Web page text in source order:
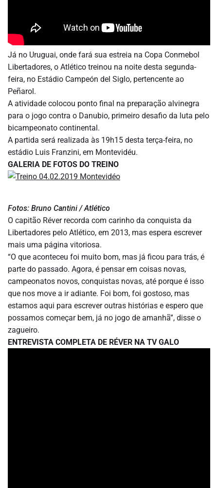
Já no Uruguai, onde fará sua estreia na Copa Conmebol
Libertadores, o Atlético treinou na noite desta segunda-
feira, no Estádio Campeón del Siglo, pertencente ao
Peñarol.
A atividade colocou ponto final na preparação alvinegra
para o jogo contra o Danubio, primeiro desafio da luta pelo
bicampeonato continental.
A partida será realizada às 19h15 desta terça-feira, no
estádio Luis Franzini, em Montevidéu.
GALERIA DE FOTOS DO TREINO
Fotos: Bruno Cantini / Atlético
O capitão Réver recorda com carinho da conquista da
Libertadores pelo Atlético, em 2013, mas espera escrever
mais uma página vitoriosa.
“O que aconteceu foi muito bom, mas já ficou para trás, é
parte do passado. Agora, é pensar em coisas novas,
campeonatos novos, conquistas novas, até porque é isso
que nos move a ir adiante. Foi bom, foi gostoso, mas
estamos aqui para escrever outras histórias e espero que
possamos começar bem, já no jogo de amanhã”, disse o
zagueiro.
ENTREVISTA COMPLETA DE RÉVER NA TV GALO